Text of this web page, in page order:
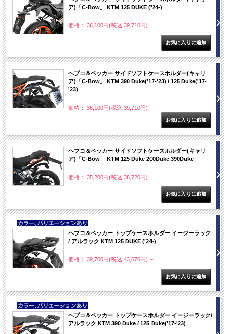
ア)「C-Bow」 KTM 125 DUKE ('24-)
価格： 36,100円(税込 39,710円)
ヘプコ＆ベッカー サイドソフトケースホルダー(キャリ
ア)「C-Bow」 KTM 390 Duke('17-'23) / 125 Duke('17-
'23)
価格： 36,100円(税込 39,710円)
ヘプコ＆ベッカー サイドソフトケースホルダー(キャリ
ア)「C-Bow」 KTM 125 Duke 200Duke 390Duke
価格： 35,200円(税込 38,720円)
NEW
ヘプコ＆ベッカー トップケースホルダー イージーラック
/ アルラック KTM 125 DUKE ('24-)
価格： 39,700円(税込 43,670円) ～
NEW
ヘプコ＆ベッカー トップケースホルダー イージーラック/
アルラック KTM 390 Duke / 125 Duke('17-'23)